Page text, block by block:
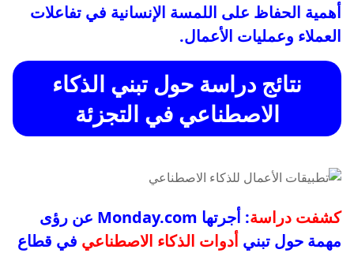
أهمية الحفاظ على اللمسة الإنسانية في تفاعلات
العملاء وعمليات الأعمال.
نتائج دراسة حول تبني الذكاء
الاصطناعي في التجزئة
كشفت دراسة
: أجرتها Monday.com عن رؤى
مهمة حول تبني أدوات الذكاء الاصطناعي في قطاع